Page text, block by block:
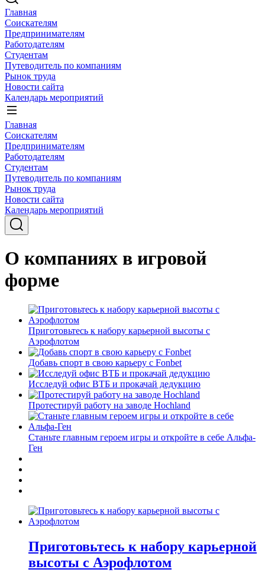
Главная
Соискателям
Предпринимателям
Работодателям
Студентам
Путеводитель по компаниям
Рынок труда
Новости сайта
Календарь мероприятий
Главная
Соискателям
Предпринимателям
Работодателям
Студентам
Путеводитель по компаниям
Рынок труда
Новости сайта
Календарь мероприятий
О компаниях в игровой
форме
Приготовьтесь к набору карьерной высоты с
Аэрофлотом
Добавь спорт в свою карьеру с Fonbet
Исследуй офис ВТБ и прокачай дедукцию
Протестируй работу на заводе Hochland
Станьте главным героем игры и откройте в себе Альфа-
Ген
Приготовьтесь к набору карьерной
высоты с Аэрофлотом